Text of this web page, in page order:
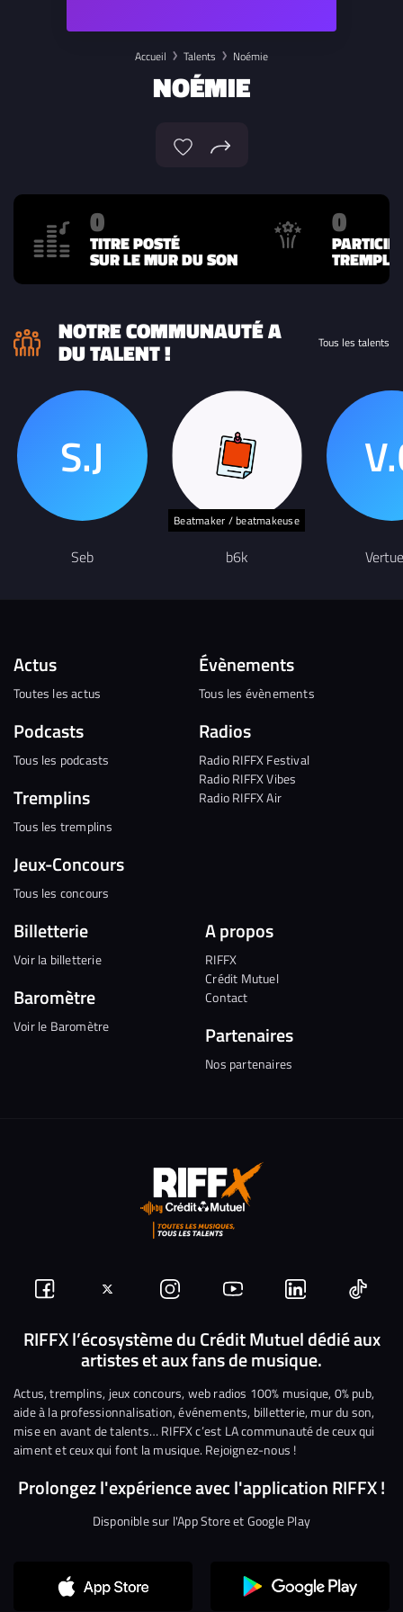
Accueil Talents Noémie
NOÉMIE
0
TITRE POSTÉ
SUR LE MUR DU SON
0
NOTRE COMMUNAUTÉ A
DU TALENT ! Tous les talents
Seb
Beatmaker / beatmakeuse
b6k
Actus
Toutes les actus
Podcasts
Tous les podcasts
Tremplins
Tous les tremplins
Jeux-Concours
Tous les concours
Évènements
Tous les évènements
Radios
Radio RIFFX Festival
Radio RIFFX Vibes
Radio RIFFX Air
Billetterie
Voir la billetterie
Baromètre
Voir le Baromètre
A propos
RIFFX
Crédit Mutuel
Contact
Partenaires
Nos partenaires
Suivez-
nous
Facebook
Suivez-
nous
sur
Twitter
Nous
rejoindre
sur
Instagram
Nous
rejoindre
sur
YouTube
Nous
rejoindre
sur
Linkedin
Nous
RIFFX l’écosystème du Crédit Mutuel dédié aux
artistes et aux fans de musique.
Actus, tremplins, jeux concours, web radios 100% musique, 0% pub,
aide à la professionnalisation, événements, billetterie, mur du son,
mise en avant de talents… RIFFX c’est LA communauté de ceux qui
aiment et ceux qui font la musique. Rejoignez-nous !
Prolongez l'expérience avec l'application RIFFX !
Disponible sur l'App Store et Google Play